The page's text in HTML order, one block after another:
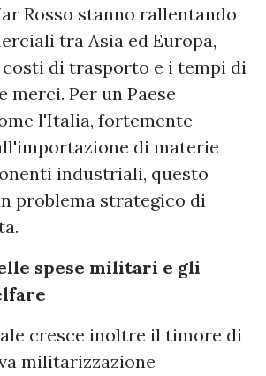
Rosso stanno rallentando
tra Asia ed Europa,
di trasporto e i tempi di
merci. Per un Paese
l'Italia, fortemente
di materie
industriali, questo
problema strategico di
spese militari e gli
cresce inoltre il timore di
militarizzazione